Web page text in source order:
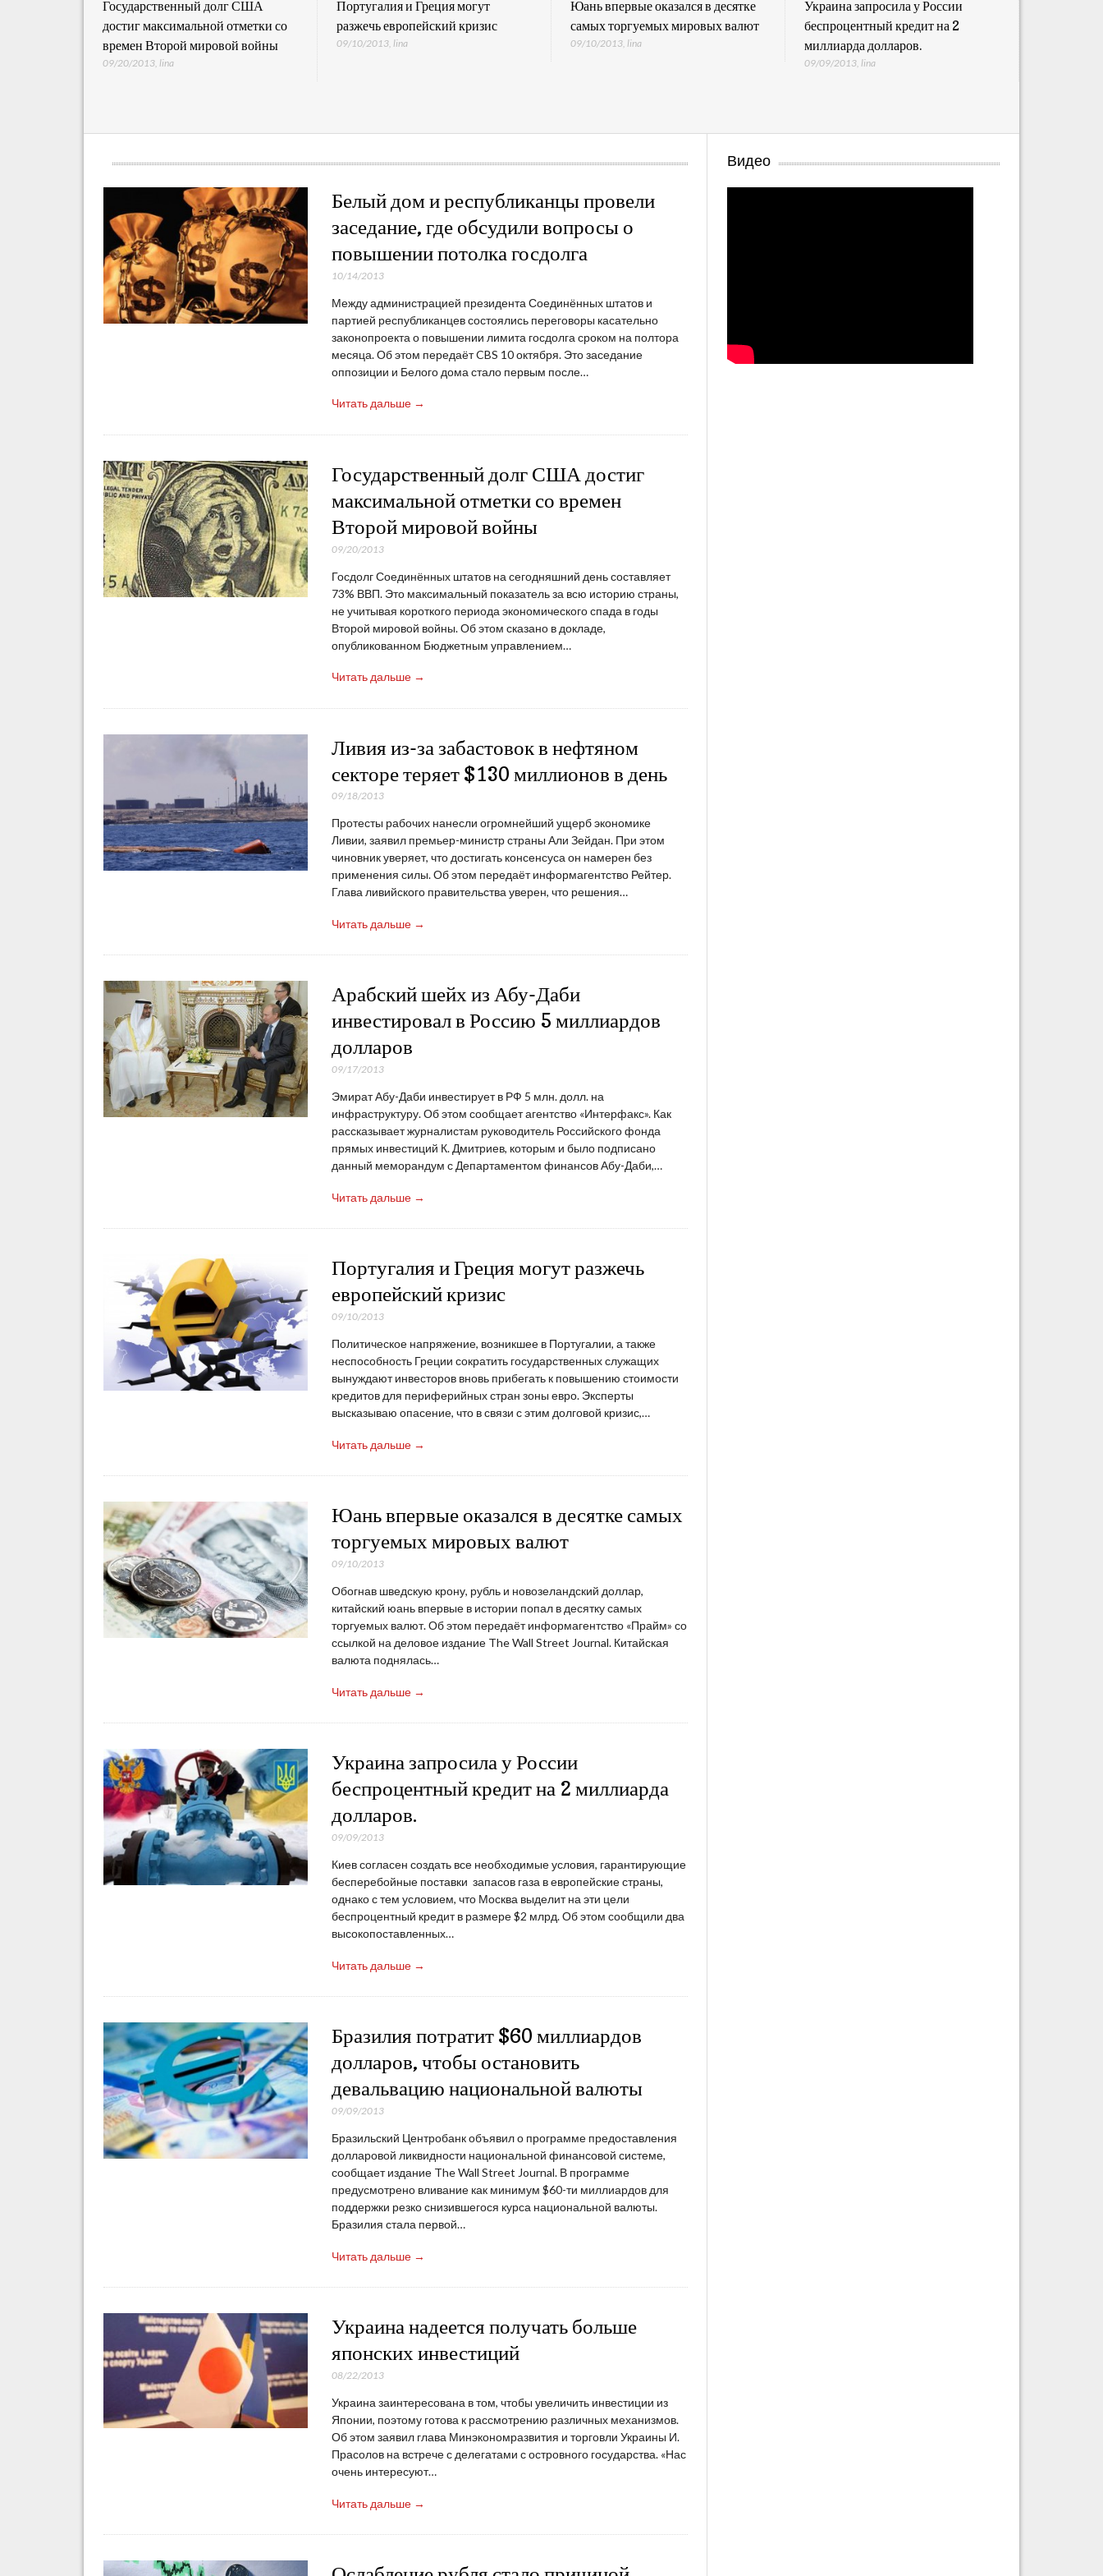
Государственный долг США
достиг максимальной отметки со
времен Второй мировой войны
09/20/2013,lina
Португалия и Греция могут
разжечь европейский кризис
09/10/2013,lina
Юань впервые оказался в десятке
самых торгуемых мировых валют
09/10/2013,lina
Украина запросила у России
беспроцентный кредит на 2
миллиарда долларов.
09/09/2013,lina
Белый дом и республиканцы провели
заседание, где обсудили вопросы о
повышении потолка госдолга
10/14/2013
Между администрацией президента Соединённых штатов и
партией республиканцев состоялись переговоры касательно
законопроекта о повышении лимита госдолга сроком на полтора
месяца. Об этом передаёт CBS 10 октября. Это заседание
оппозиции и Белого дома стало первым после…
Читать дальше →
Государственный долг США достиг
максимальной отметки со времен
Второй мировой войны
09/20/2013
Госдолг Соединённых штатов на сегодняшний день составляет
73% ВВП. Это максимальный показатель за всю историю страны,
не учитывая короткого периода экономического спада в годы
Второй мировой войны. Об этом сказано в докладе,
опубликованном Бюджетным управлением…
Читать дальше →
Ливия из-за забастовок в нефтяном
секторе теряет $130 миллионов в день
09/18/2013
Протесты рабочих нанесли огромнейший ущерб экономике
Ливии, заявил премьер-министр страны Али Зейдан. При этом
чиновник уверяет, что достигать консенсуса он намерен без
применения силы. Об этом передаёт информагентство Рейтер.
Глава ливийского правительства уверен, что решения…
Читать дальше →
Арабский шейх из Абу-Даби
инвестировал в Россию 5 миллиардов
долларов
09/17/2013
Эмират Абу-Даби инвестирует в РФ 5 млн. долл. на
инфраструктуру. Об этом сообщает агентство «Интерфакс». Как
рассказывает журналистам руководитель Российского фонда
прямых инвестиций К. Дмитриев, которым и было подписано
данный меморандум с Департаментом финансов Абу-Даби,…
Читать дальше →
Португалия и Греция могут разжечь
европейский кризис
09/10/2013
Политическое напряжение, возникшее в Португалии, а также
неспособность Греции сократить государственных служащих
вынуждают инвесторов вновь прибегать к повышению стоимости
кредитов для периферийных стран зоны евро. Эксперты
высказываю опасение, что в связи с этим долговой кризис,…
Читать дальше →
Юань впервые оказался в десятке самых
торгуемых мировых валют
09/10/2013
Обогнав шведскую крону, рубль и новозеландский доллар,
китайский юань впервые в истории попал в десятку самых
торгуемых валют. Об этом передаёт информагентство «Прайм» со
ссылкой на деловое издание The Wall Street Journal. Китайская
валюта поднялась…
Читать дальше →
Украина запросила у России
беспроцентный кредит на 2 миллиарда
долларов.
09/09/2013
Киев согласен создать все необходимые условия, гарантирующие
бесперебойные поставки запасов газа в европейские страны,
однако с тем условием, что Москва выделит на эти цели
беспроцентный кредит в размере $2 млрд. Об этом сообщили два
высокопоставленных…
Читать дальше →
Бразилия потратит $60 миллиардов
долларов, чтобы остановить
девальвацию национальной валюты
09/09/2013
Бразильский Центробанк объявил о программе предоставления
долларовой ликвидности национальной финансовой системе,
сообщает издание The Wall Street Journal. В программе
предусмотрено вливание как минимум $60-ти миллиардов для
поддержки резко снизившегося курса национальной валюты.
Бразилия стала первой…
Читать дальше →
Украина надеется получать больше
японских инвестиций
08/22/2013
Украина заинтересована в том, чтобы увеличить инвестиции из
Японии, поэтому готова к рассмотрению различных механизмов.
Об этом заявил глава Минэкономразвития и торговли Украины И.
Прасолов на встрече с делегатами с островного государства. «Нас
очень интересуют…
Читать дальше →
Видео